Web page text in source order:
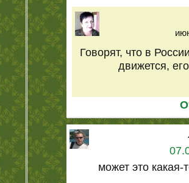
Говорят, что в
движется,
может это